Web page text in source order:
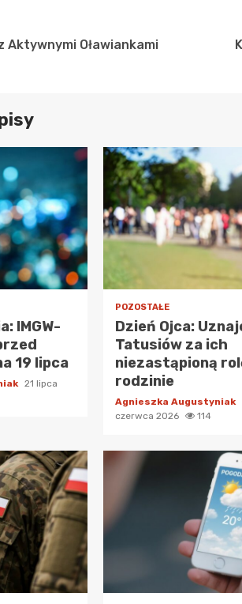
Aktywnymi Oławiankami
IMGW-
19 lipca
21 lipca
POZOSTAŁE
Dzień Ojca:
Tatusiów za ich
niezastąpioną
rodzinie
Agnieszka Augustyniak
czerwca 2026
114